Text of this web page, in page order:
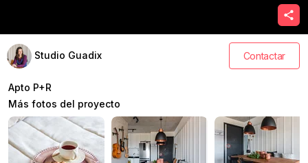
Studio Guadix Contactar
Apto P+R
Más fotos del proyecto